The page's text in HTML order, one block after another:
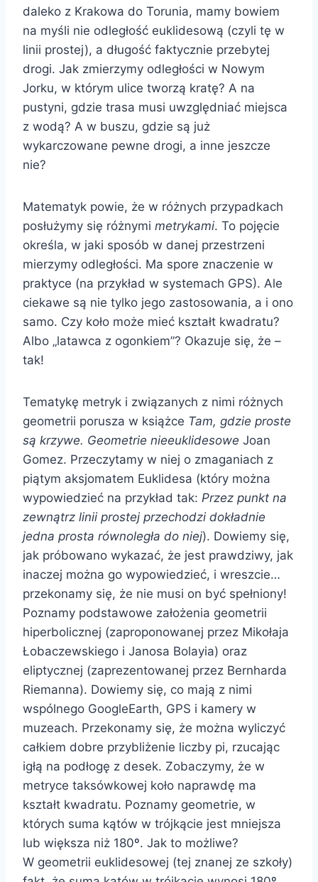
daleko z Krakowa do Torunia, mamy bowiem
na myśli nie odległość euklidesową (czyli tę w
linii prostej), a długość faktycznie przebytej
drogi. Jak zmierzymy odległości w Nowym
Jorku, w którym ulice tworzą kratę? A na
pustyni, gdzie trasa musi uwzględniać miejsca
z wodą? A w buszu, gdzie są już
wykarczowane pewne drogi, a inne jeszcze
nie?
Matematyk powie, że w różnych przypadkach
posłużymy się różnymi metrykami. To pojęcie
określa, w jaki sposób w danej przestrzeni
mierzymy odległości. Ma spore znaczenie w
praktyce (na przykład w systemach GPS). Ale
ciekawe są nie tylko jego zastosowania, a i ono
samo. Czy koło może mieć kształt kwadratu?
Albo „latawca z ogonkiem”? Okazuje się, że –
tak!
Tematykę metryk i związanych z nimi różnych
geometrii porusza w książce Tam, gdzie proste
są krzywe. Geometrie nieeuklidesowe Joan
Gomez. Przeczytamy w niej o zmaganiach z
piątym aksjomatem Euklidesa (który można
wypowiedzieć na przykład tak: Przez punkt na
zewnątrz linii prostej przechodzi dokładnie
jedna prosta równoległa do niej). Dowiemy się,
jak próbowano wykazać, że jest prawdziwy, jak
inaczej można go wypowiedzieć, i wreszcie…
przekonamy się, że nie musi on być spełniony!
Poznamy podstawowe założenia geometrii
hiperbolicznej (zaproponowanej przez Mikołaja
Łobaczewskiego i Janosa Bolayia) oraz
eliptycznej (zaprezentowanej przez Bernharda
Riemanna). Dowiemy się, co mają z nimi
wspólnego GoogleEarth, GPS i kamery w
muzeach. Przekonamy się, że można wyliczyć
całkiem dobre przybliżenie liczby pi, rzucając
igłą na podłogę z desek. Zobaczymy, że w
metryce taksówkowej koło naprawdę ma
kształt kwadratu. Poznamy geometrie, w
których suma kątów w trójkącie jest mniejsza
lub większa niż 180º. Jak to możliwe?
W geometrii euklidesowej (tej znanej ze szkoły)